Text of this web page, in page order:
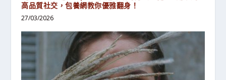
高品質社交，包養網教你優雅翻身！
27/03/2026